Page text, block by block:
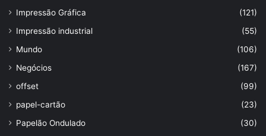
Impressão Gráfica
(121)
Impressão industrial
(55)
Mundo
(106)
Negócios
(167)
offset
(99)
papel-cartão
(23)
Papelão Ondulado
(30)